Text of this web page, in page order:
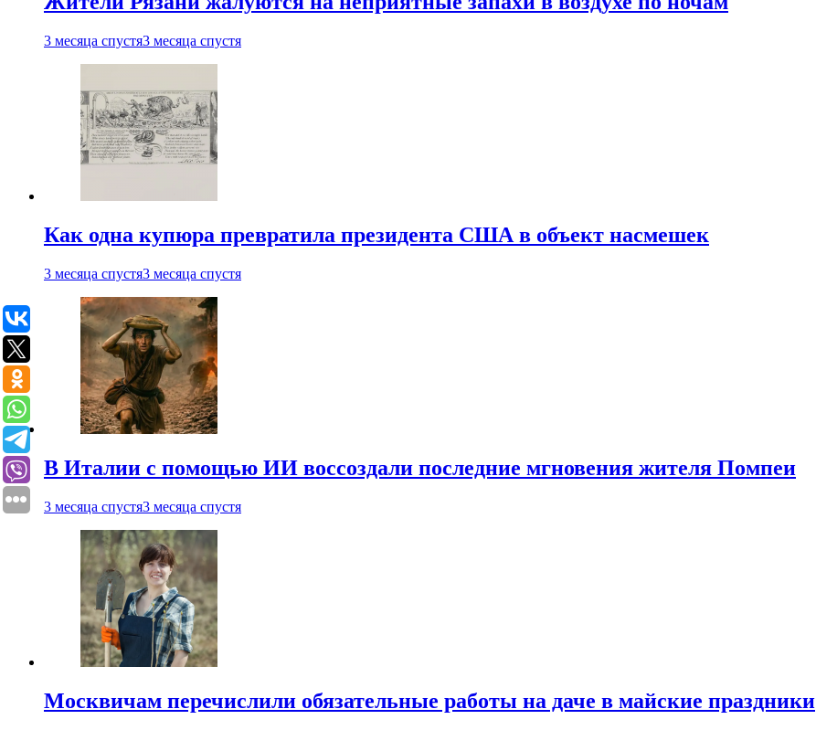
3 месяца спустя3 месяца спустя
Как одна купюра превратила президента США в объект насмешек
3 месяца спустя3 месяца спустя
В Италии с помощью ИИ воссоздали последние мгновения жителя Помпеи
3 месяца спустя3 месяца спустя
Москвичам перечислили обязательные работы на даче в майские праздники